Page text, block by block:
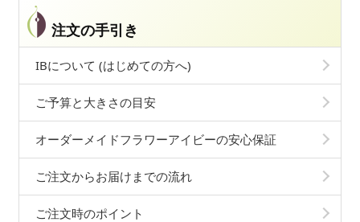
注文の手引き
IBについて (はじめての方へ)
ご予算と大きさの目安
オーダーメイドフラワーアイビーの安心保証
ご注文からお届けまでの流れ
ご注文時のポイント